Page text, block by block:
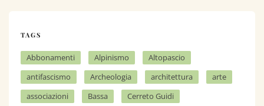
TAGS
Abbonamenti Alpinismo
Altopascio
antifascismo
Archeologia architettura
arte
associazioni
Bassa
Cerreto Guidi